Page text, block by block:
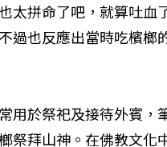
太拼命了吧，就算吐
過也反應出當時吃檳榔
用於祭祀及接待外賓
祭拜山神。在佛教文化